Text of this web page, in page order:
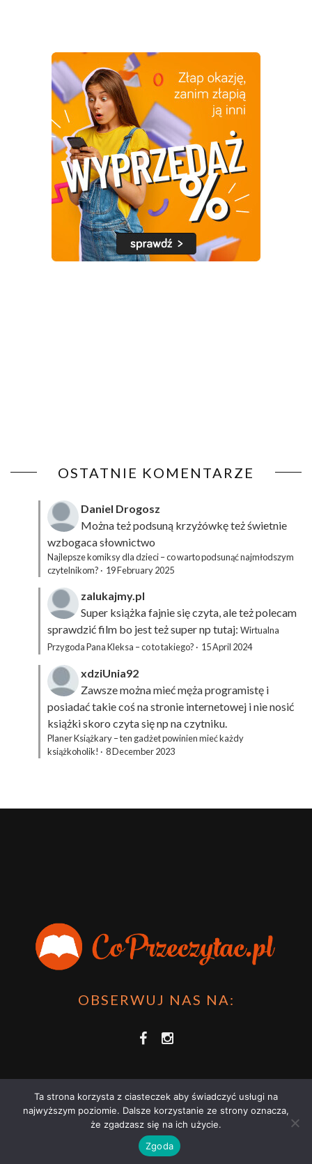
OSTATNIE KOMENTARZE
Daniel Drogosz
Można też podsuną krzyżówkęteż świetnie
wzbogaca słownictwo
Najlepsze komiksy dla dzieci – co warto podsunąć najmłodszym
czytelnikom? · 19 February 2025
zalukajmy.pl
Super książka fajnie się czyta, ale też polecam
sprawdzić film bo jest też super np tutaj: Wirtualna
Przygoda Pana Kleksa – co to takiego? · 15 April 2024
xdziUnia92
Zawsze można mieć męża programistę i
posiadać takie coś na stronie internetowej i nie nosić
książki skoro czyta się np na czytniku.
Planer Książkary – ten gadżet powinien mieć każdy
książkoholik! · 8 December 2023
OBSERWUJ NAS NA:
COPRZECZYTAĆ.PL 2021 | STRONA WYKORZYSTUJE PLIKI COOKIES |
POLITYKĄ PRYWATNOŚCI
Ta strona korzysta z ciasteczek aby świadczyć usługi na
najwyższym poziomie. Dalsze korzystanie ze strony oznacza,
że zgadzasz się na ich użycie.
Zgoda